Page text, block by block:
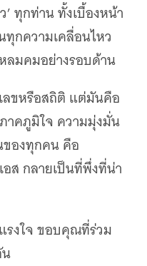
ทุกท่าน ทั้งเบื้องหน้า
ทุกความเคลื่อนไหว
ลมคมอย่างรอบด้าน
ลขหรือสถิติ แต่มันคือ
าคภูมิใจ ความมุ่งมั่น
ของทุกคน คือ
ส กลายเป็นที่พึ่งที่น่า
งใจ ขอบคุณที่ร่วม